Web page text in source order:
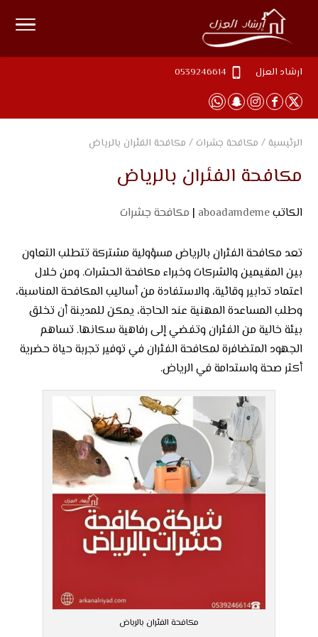
ارشاد العزل 0539246614
الرئيسية / مكافحة جشرات / مكافحة الفئران بالرياض
مكافحة الفئران بالرياض
الكاتبaboadamdeme
| مكافحة جشرات
تعد مكافحة الفئران بالرياض مسؤولية مشتركة تتطلب التعاون
بين المقيمين والشركات وخبراء مكافحة الحشرات. ومن خلال
اعتماد تدابير وقائية، والاستفادة من أساليب المكافحة المناسبة،
وطلب المساعدة المهنية عند الحاجة، يمكن للمدينة أن تخلق
بيئة خالية من الفئران وتفضي إلى رفاهية سكانها. تساهم
الجهود المتضافرة لمكافحة الفئران في توفير تجربة حياة حضرية
أكثر صحة واستدامة في الرياض.
مكافحة الفئران بالرياض